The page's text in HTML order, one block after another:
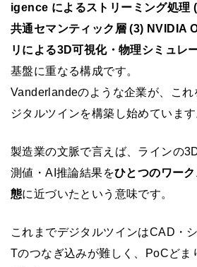
igence によるストリーミング処理
共通セマンティック層 (3) NVIDIA
リによる3D可視化・物理シミュレ
基盤に重なる構成です。
Vanderlandeのような企業が、こ
ジタルツインを構築し始めています
製造業の文脈で言えば、ラインの
測値・AI推論結果をひとつのワー
態に近づいたという意味です。
これまでデジタルツインはCAD・
Tのつなぎ込みが難しく、PoCどま